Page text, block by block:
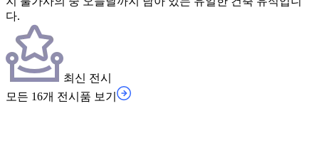
다.
최신 전시
모든 16개 전시품 보기